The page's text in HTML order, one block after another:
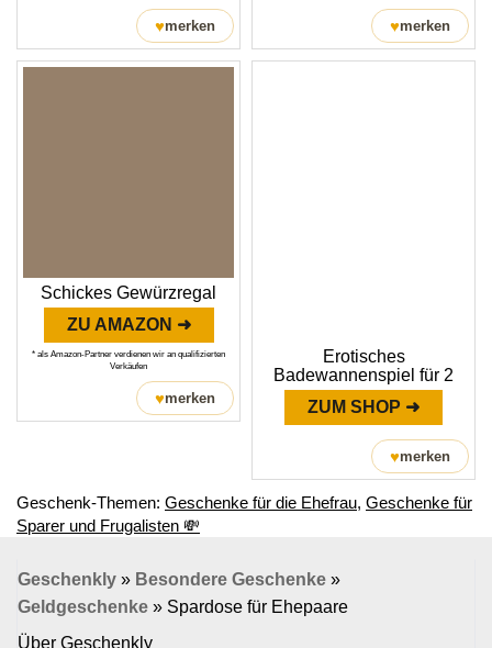
♥merken ♥merken
Schickes Gewürzregal
ZU AMAZON ➜
* als Amazon-Partner verdienen wir an qualifizierten
Verkäufen
♥merken
Erotisches
Badewannenspiel für 2
ZUM SHOP ➜
♥merken
Geschenk-Themen: Geschenke für die Ehefrau, Geschenke für
Sparer und Frugalisten 💸
Geschenkly » Besondere Geschenke »
Geldgeschenke » Spardose für Ehepaare
Über Geschenkly